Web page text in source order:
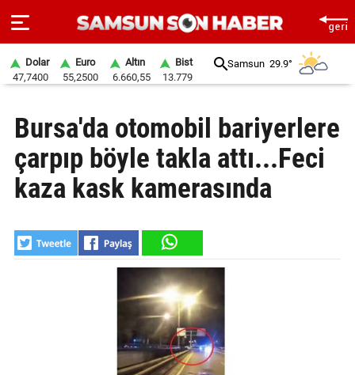
SAYFA
SAMSUN
HABER
GÜNDEM
Dolar
47,7400
Euro
55,2500
Altın
6.660,55
Bist
13.779
Samsun 29.9°
Bursa'da otomobil bariyerlere
çarpıp böyle takla attı...Feci
kaza kask kamerasında